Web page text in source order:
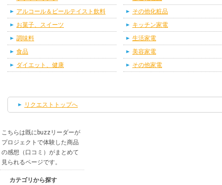
アルコール＆ビールテイスト飲料
お菓子、スイーツ
調味料
食品
ダイエット、健康
その他化粧品
キッチン家電
生活家電
美容家電
その他家電
リクエストトップへ
こちらは既にbuzzリーダーが
プロジェクトで体験した商品
の感想（口コミ）がまとめて
見られるページです。
カテゴリから探す